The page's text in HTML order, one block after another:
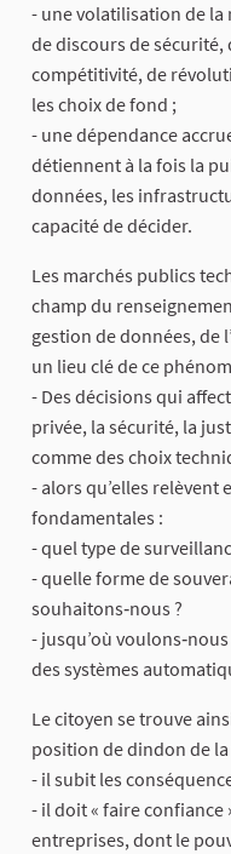
- une volatilisation de
de discours de
compétitivité, de
les choix de fond ;
- une dépendance
détiennent à la fois la
données, les
capacité de décider.
Les marchés publics
champ du
gestion de données, de
un lieu clé de ce
- Des décisions qui
privée, la sécurité, la
comme des choix
- alors qu’elles
fondamentales :
- quel type de
- quelle forme de
souhaitons‑nous ?
- jusqu’où
des systèmes
Le citoyen se trouve
position de dindon de la
- il subit les
- il doit « faire confiance
entreprises, dont le